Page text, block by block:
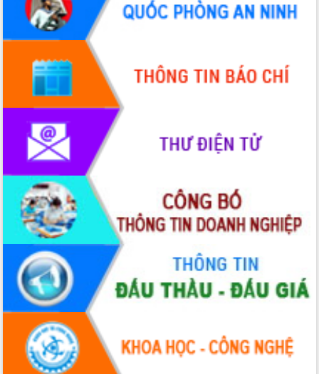
hiện nhiệm vụ quản lý tài sản công
hàng tuần
Tháo gỡ những vướng mắc, đẩy mạnh
công tác cải cách thủ tục hành chính
tại Trung tâm Phục vụ hành chính
công tỉnh
Đắk Lắk: Tôn vinh 46 giải pháp tại Hội
thi Sáng tạo Kỹ thuật 2024 - 2025
Đắk Lắk rà soát, điều chỉnh Đề án 190
về phát triển nuôi trồng thủy sản
Phó Chủ tịch UBND tỉnh Đắk Lắk
Trương Công Thái kiểm tra thực địa
Dự án cao tốc Khánh Hòa - Buôn Ma
Thuột
Định vị cà phê Việt Nam như một “di
sản sống” trong dòng chảy toàn cầu
Xây dựng nông thôn mới: Nâng cao đời
sống người dân từ những mô hình thiết
thực
Quyết liệt tháo gỡ vướng mắc, đẩy
nhanh tiến độ các dự án trọng điểm
trong Khu kinh tế Nam Phú Yên
Hòn Yến phát triển du lịch gắn với bảo
tồn biển